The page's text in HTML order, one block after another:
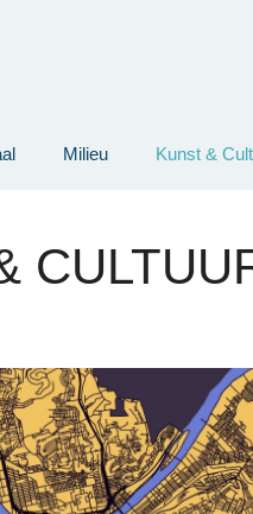
Milieu Kunst &